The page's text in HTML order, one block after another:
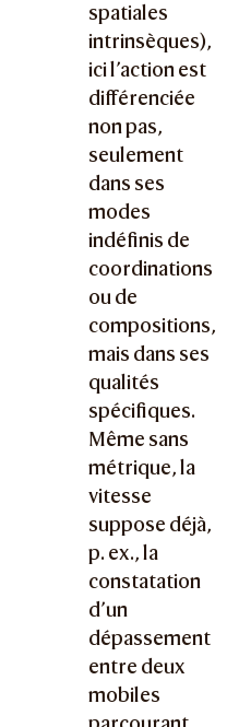
spatiales
intrinsèques),
ici l’action est
différenciée
non pas,
seulement
dans ses
modes
indéfinis de
coordinations
ou de
compositions,
mais dans ses
qualités
spécifiques.
Même sans
métrique, la
vitesse
suppose déjà,
p. ex., la
constatation
d’un
dépassement
entre deux
mobiles